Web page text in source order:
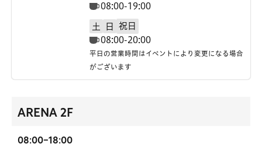
08:00-19:00
土 日
祝日
08:00-20:00
平日の営業時間はイベントにより変更になる場合
がございます
ARENA 2F
08:00-18:00